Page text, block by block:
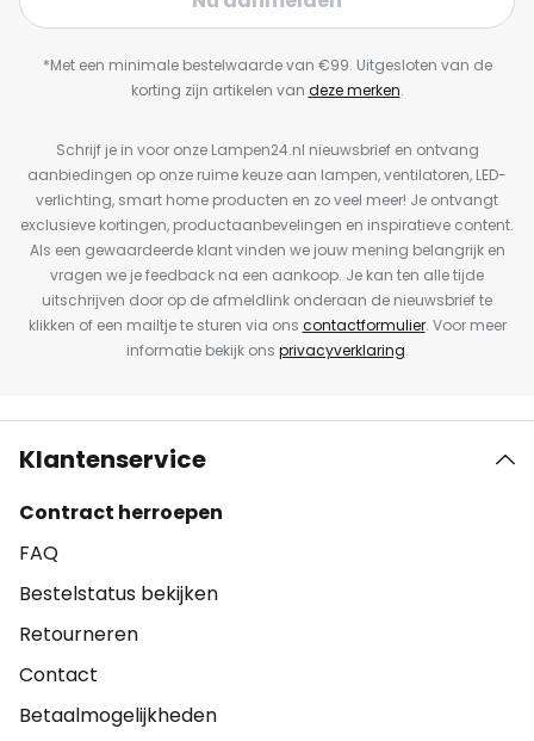
*Met een minimale bestelwaarde van €99. Uitgesloten van de
korting zijn artikelen van deze merken.
Schrijf je in voor onze Lampen24.nl nieuwsbrief en ontvang
aanbiedingen op onze ruime keuze aan lampen, ventilatoren, LED-
verlichting, smart home producten en zo veel meer! Je ontvangt
exclusieve kortingen, productaanbevelingen en inspiratieve content.
Als een gewaardeerde klant vinden we jouw mening belangrijk en
vragen we je feedback na een aankoop. Je kan ten alle tijde
uitschrijven door op de afmeldlink onderaan de nieuwsbrief te
klikken of een mailtje te sturen via ons contactformulier. Voor meer
informatie bekijk ons privacyverklaring.
Klantenservice
Contract herroepen
FAQ
Bestelstatus bekijken
Retourneren
Contact
Betaalmogelijkheden